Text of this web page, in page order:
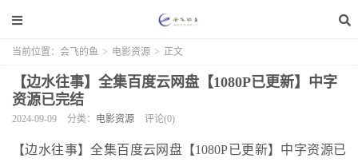
当前位置： 会飞的鱼 > 电影资源 > 正文
【边水往事】全集百度云网盘【1080P已更新】中字
资源已完结
2024-09-09 分类： 电影资源 评论(0)
【边水往事】全集百度云网盘【1080P已更新】中字资源已